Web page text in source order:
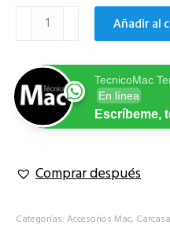
Carcasa
13"
azul
marino
Añadir al
TecnicoMac
En línea
Escríbeme,
Comprar después
Categorías: Accesorios Mac,